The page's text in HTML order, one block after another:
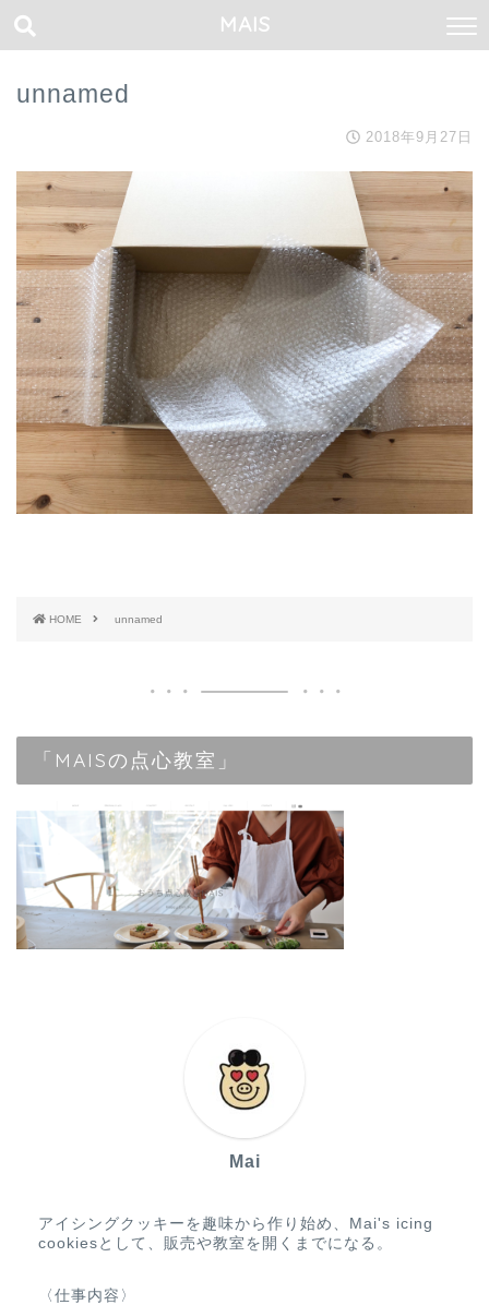
MAIS
unnamed
2018年9月27日
HOME unnamed
「MAISの点心教室」
Mai
アイシングクッキーを趣味から作り始め、Mai's icing
cookiesとして、販売や教室を開くまでになる。
〈仕事内容〉